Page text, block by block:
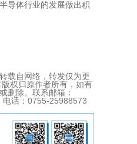
导体行业的发展做出积
载自网络，转发仅为更
权归原作者所有，如有
删除。联系邮箱：
话：0755-25988573